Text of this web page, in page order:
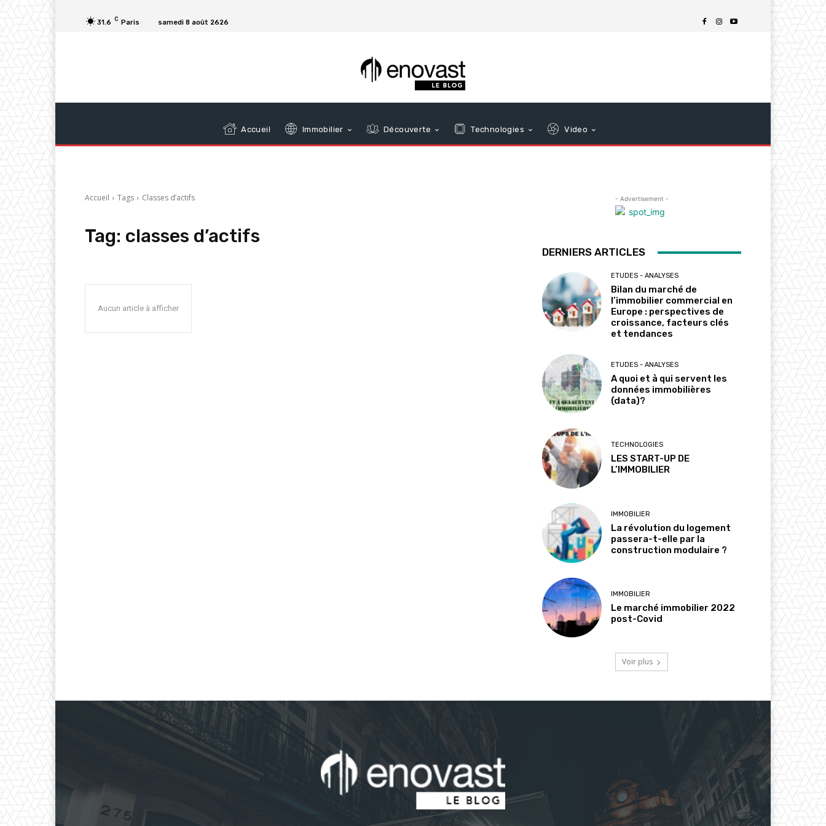
31.6 C Paris samedi 8 août 2626
Accueil Immobilier Découverte Technologies Video
Accueil Tags Classes d’actifs
Tag: classes d’actifs
Aucun article à afficher
- Advertisement -
DERNIERS ARTICLES
ETUDES - ANALYSES
Bilan du marché de
l’immobilier commercial en
Europe : perspectives de
croissance, facteurs clés
et tendances
ETUDES - ANALYSES
A quoi et à qui servent les
données immobilières
(data)?
TECHNOLOGIES
LES START-UP DE
L’IMMOBILIER
IMMOBILIER
La révolution du logement
passera-t-elle par la
construction modulaire ?
IMMOBILIER
Le marché immobilier 2022
post-Covid
Voir plus